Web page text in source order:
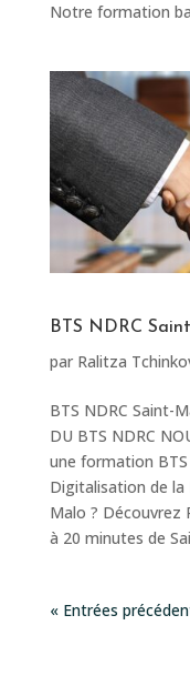
Notre formation
BTS NDRC
par Ralitza
BTS NDRC Saint-
DU BTS NDRC
une formation
Digitalisation de la
Malo ? Découvrez
à 20 minutes de
« Entrées